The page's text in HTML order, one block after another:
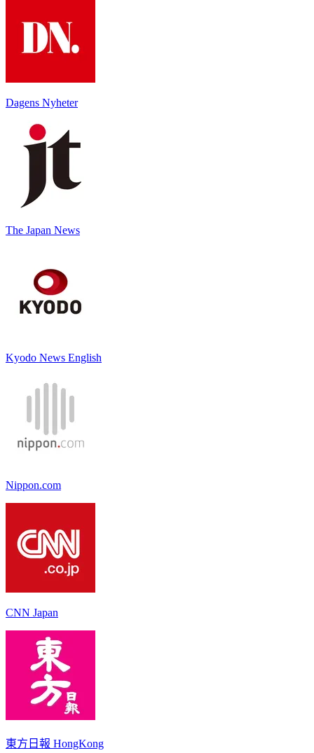
Dagens Nyheter
The Japan News
Kyodo News English
Nippon.com
CNN Japan
東方日報 HongKong